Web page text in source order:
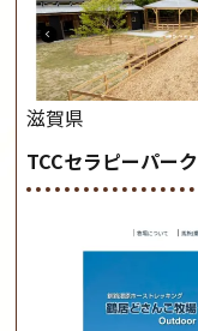
滋賀県
TCCセラピーパーク